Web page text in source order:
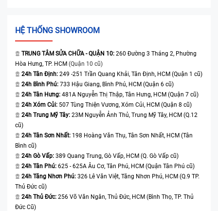
HỆ THỐNG SHOWROOM
TRUNG TÂM SỬA CHỮA - QUẬN 10: 260 Đường 3 Tháng 2, Phường
Hòa Hưng, TP. HCM (Quận 10 cũ)
24h Tân Định: 249 -251 Trần Quang Khải, Tân Định, HCM (Quận 1 cũ)
24h Bình Phú: 733 Hậu Giang, Bình Phú, HCM (Quận 6 cũ)
24h Tân Hưng: 481A Nguyễn Thị Thập, Tân Hưng, HCM (Quận 7 cũ)
24h Xóm Củi: 507 Tùng Thiện Vương, Xóm Củi, HCM (Quận 8 cũ)
24h Trung Mỹ Tây: 23M Nguyễn Ảnh Thủ, Trung Mỹ Tây, HCM (Q.12
cũ)
24h Tân Sơn Nhất: 198 Hoàng Văn Thụ, Tân Sơn Nhất, HCM (Tân
Bình cũ)
24h Gò Vấp: 389 Quang Trung, Gò Vấp, HCM (Q. Gò Vấp cũ)
24h Tân Phú: 625 - 625A Âu Cơ, Tân Phú, HCM (Quận Tân Phú cũ)
24h Tăng Nhơn Phú: 326 Lê Văn Việt, Tăng Nhơn Phú, HCM (Q.9 TP.
Thủ Đức cũ)
24h Thủ Đức: 256 Võ Văn Ngân, Thủ Đức, HCM (Bình Thọ, TP. Thủ
Đức Cũ)